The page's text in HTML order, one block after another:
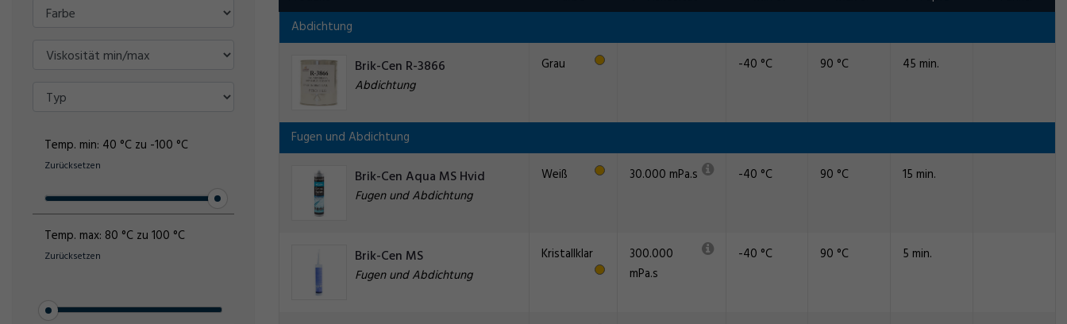
Temp. min: 40 °C zu -100 °C
Zurücksetzen
Temp. max: 80 °C zu 100 °C
Zurücksetzen
Abdichtung
Brik-Cen R-3866
Abdichtung
Grau -40 °C 90 °C 45 min.
Fugen und Abdichtung
Brik-Cen Aqua MS Hvid
Fugen und Abdichtung
Weiß 30.000 mPa.s -40 °C 90 °C 15 min.
Brik-Cen MS
Fugen und Abdichtung
Kristallklar
300.000
mPa.s
-40 °C 90 °C 5 min.